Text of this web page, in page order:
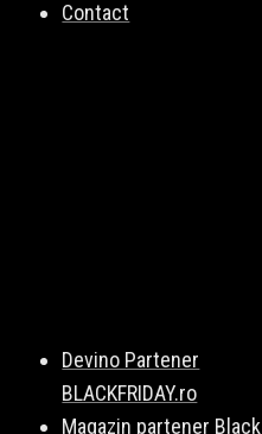
Contact
Devino Partener
BLACKFRIDAY.ro
Magazin partener Black